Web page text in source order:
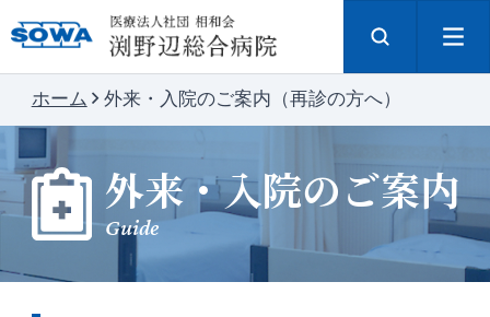
ホーム 外来・入院のご案内（再診の方へ）
外来・入院のご案内
Guide